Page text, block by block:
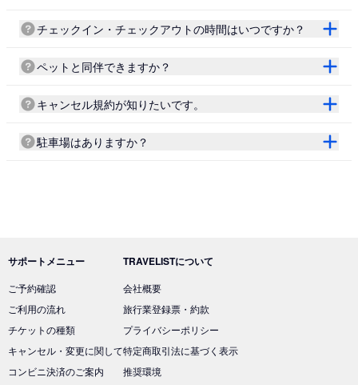
チェックイン・チェックアウトの時間はいつですか？
ペットと同伴できますか？
キャンセル規約が知りたいです。
駐車場はありますか？
サポートメニュー
ご予約確認
ご利用の流れ
チケットの種類
キャンセル・変更に関して
コンビニ決済のご案内
TRAVELISTについて
会社概要
旅行業登録票・約款
プライバシーポリシー
特定商取引法に基づく表示
推奨環境